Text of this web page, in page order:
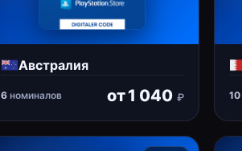
Австралия
6номиналов от1 040 ₽ 10